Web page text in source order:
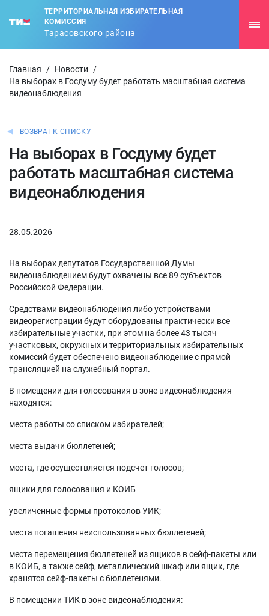
ТЕРРИТОРИАЛЬНАЯ ИЗБИРАТЕЛЬНАЯ
КОМИССИЯ
Тарасовского района
Главная / Новости
/
На выборах в Госдуму будет работать масштабная система
видеонаблюдения
ВОЗВРАТ К СПИСКУ
На выборах в Госдуму будет
работать масштабная система
видеонаблюдения
28.05.2026
На выборах депутатов Государственной Думы
видеонаблюдением будут охвачены все 89 субъектов
Российской Федерации.
Средствами видеонаблюдения либо устройствами
видеорегистрации будут оборудованы практически все
избирательные участки, при этом на более 43 тысяч
участковых, окружных и территориальных избирательных
комиссий будет обеспечено видеонаблюдение с прямой
трансляцией на служебный портал.
В помещении для голосования в зоне видеонаблюдения
находятся:
места работы со списком избирателей;
места выдачи бюллетеней;
места, где осуществляется подсчет голосов;
ящики для голосования и КОИБ
увеличенные формы протоколов УИК;
места погашения неиспользованных бюллетеней;
места перемещения бюллетеней из ящиков в сейф-пакеты или
в КОИБ, а также сейф, металлический шкаф или ящик, где
хранятся сейф-пакеты с бюллетенями.
В помещении ТИК в зоне видеонаблюдения: